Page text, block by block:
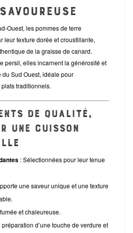
Ouest, les pommes de terre
leur texture dorée et croustillante,
de la graisse de canard.
persil, elles incarnent la générosité et
Sud Ouest, idéale pour
traditionnels.
de qualité,
une cuisson
: Sélectionnées pour leur tenue
une saveur unique et une texture
et chaleureuse.
d’une touche de verdure et